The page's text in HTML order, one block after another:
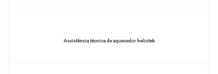
Assistência técnica de aquecedor heliotek